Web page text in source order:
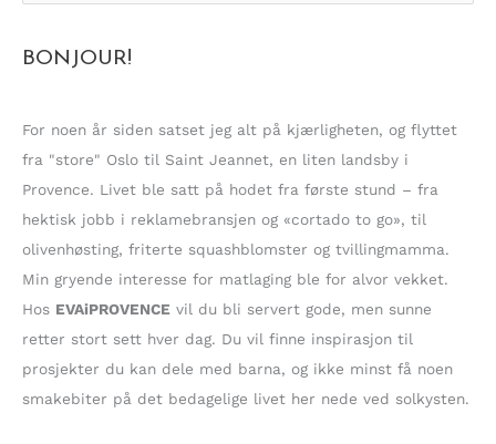
e
e
:
BONJOUR!
For noen år siden satset jeg alt på kjærligheten, og flyttet
fra "store" Oslo til Saint Jeannet, en liten landsby i
Provence. Livet ble satt på hodet fra første stund – fra
hektisk jobb i reklamebransjen og «cortado to go», til
olivenhøsting, friterte squashblomster og tvillingmamma.
Min gryende interesse for matlaging ble for alvor vekket.
Hos EVAiPROVENCE vil du bli servert gode, men sunne
retter stort sett hver dag. Du vil finne inspirasjon til
prosjekter du kan dele med barna, og ikke minst få noen
smakebiter på det bedagelige livet her nede ved solkysten.